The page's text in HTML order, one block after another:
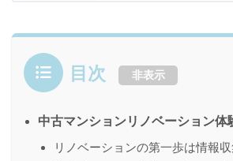
目次 非表示
中古マンションリノベーション体
リノベーションの第一歩は情報